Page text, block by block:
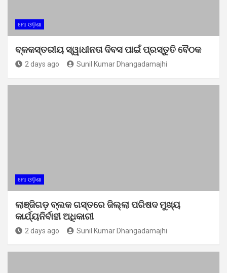
ମୋ ଓଡ଼ିଶା
ବ୍ଳକସ୍ତରୀୟ ସ୍ୱାଧୀନତା ଦିବସ ପାଇଁ ପ୍ରସ୍ତୁତି ବୈଠକ
2 days ago Sunil Kumar Dhangadamajhi
ମୋ ଓଡ଼ିଶା
ଲାଞ୍ଜିଗଡ଼ ବ୍ଲକ ଗସ୍ତରେ ଜିଲ୍ଲା ପରିଷଦ ମୁଖ୍ୟ
କାର୍ଯ୍ୟନିର୍ବାହୀ ଅଧିକାରୀ
2 days ago Sunil Kumar Dhangadamajhi